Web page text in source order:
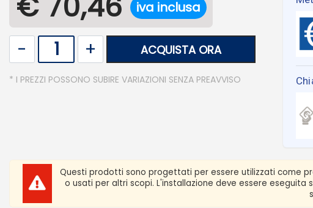
iva inclusa
ACQUISTA ORA
* I PREZZI POSSONO SUBIRE VARIAZIONI SENZA PREAVVISO
Questi prodotti sono progettati per essere utilizzati come
o usati per altri scopi. L'installazione deve essere